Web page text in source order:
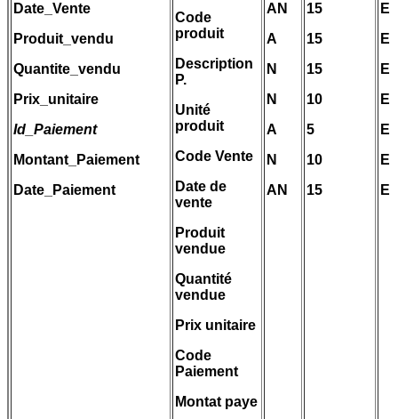
Date_Vente
Produit_vendu
Quantite_vendu
Prix_unitaire
Id_Paiement
Montant_Paiement
Date_Paiement
Code
produit
Description
P.
Unité
produit
Code Vente
Date de
vente
Produit
vendue
Quantité
vendue
Prix unitaire
Code
Paiement
Montat paye
AN
A
N
N
A
N
AN
15
15
15
10
5
10
15
E
E
E
E
E
E
E